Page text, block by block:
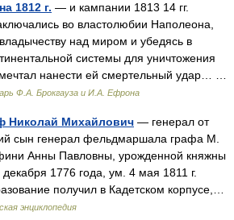
1812 г. — и кампании 1813 14 гг.
во властолюбии Наполеона,
над миром и убедясь в
системы для уничтожения
нанести ей смертельный удар… …
Ф.А. Брокгауза и И.А. Ефрона
Николай Михайлович — генерал от
сын генерал фельдмаршала графа М.
Анны Павловны, урожденной княжны
1776 года, ум. 4 мая 1811 г.
получил в Кадетском корпусе,…
энциклопедия